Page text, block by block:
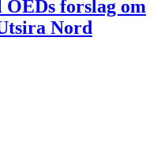
forslag om
Nord